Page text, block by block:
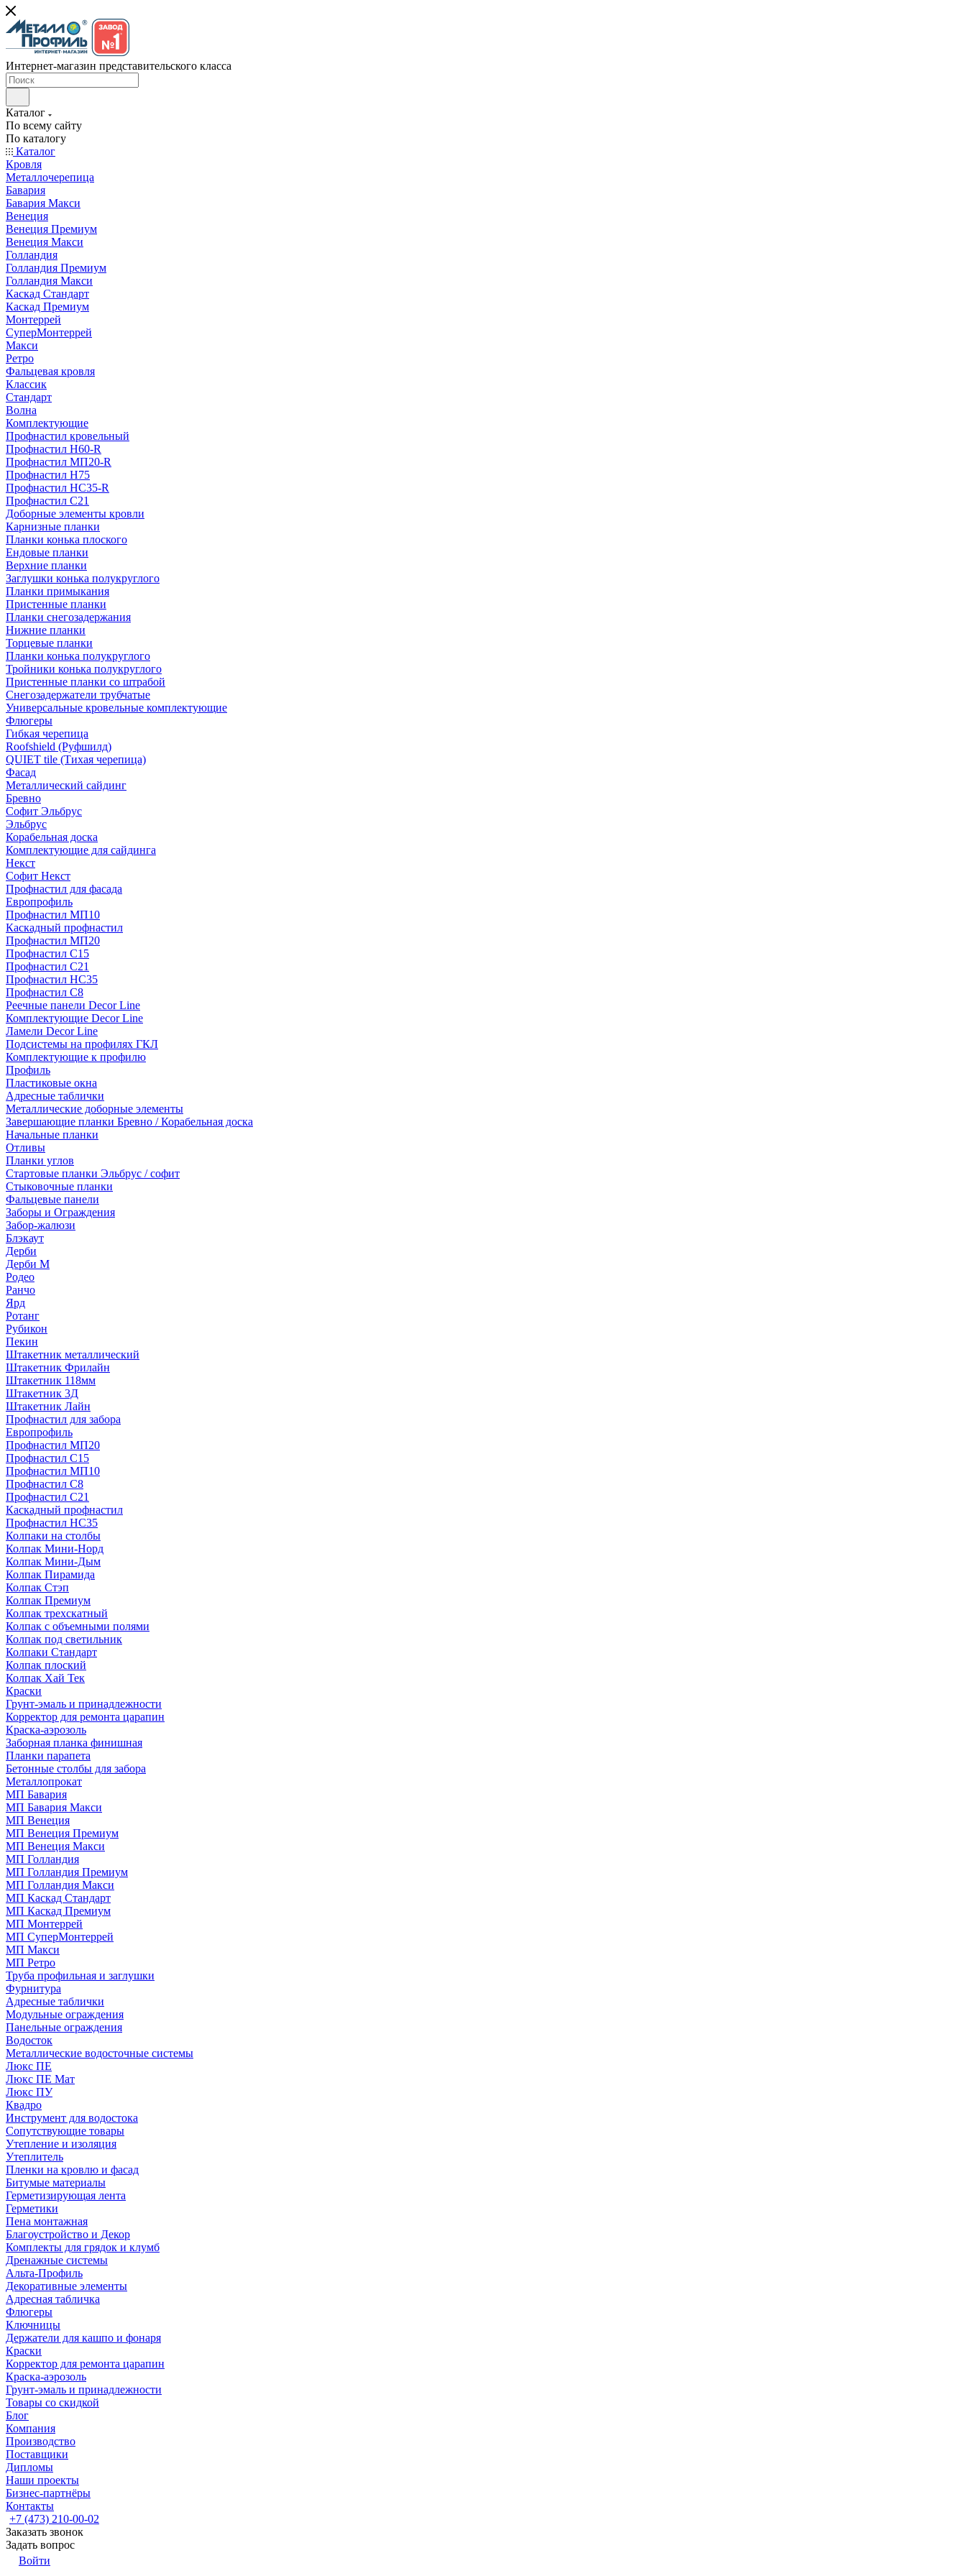
Интернет-магазин представительского класса
Каталог
По всему сайту
По каталогу
Каталог
Кровля
Металлочерепица
Бавария
Бавария Макси
Венеция
Венеция Премиум
Венеция Макси
Голландия
Голландия Премиум
Голландия Макси
Каскад Стандарт
Каскад Премиум
Монтеррей
СуперМонтеррей
Макси
Ретро
Фальцевая кровля
Классик
Стандарт
Волна
Комплектующие
Профнастил кровельный
Профнастил Н60-R
Профнастил МП20-R
Профнастил Н75
Профнастил НС35-R
Профнастил С21
Доборные элементы кровли
Карнизные планки
Планки конька плоского
Ендовые планки
Верхние планки
Заглушки конька полукруглого
Планки примыкания
Пристенные планки
Планки снегозадержания
Нижние планки
Торцевые планки
Планки конька полукруглого
Тройники конька полукруглого
Пристенные планки со штрабой
Снегозадержатели трубчатые
Универсальные кровельные комплектующие
Флюгеры
Гибкая черепица
Roofshield (Руфшилд)
QUIET tile (Тихая черепица)
Фасад
Металлический сайдинг
Бревно
Софит Эльбрус
Эльбрус
Корабельная доска
Комплектующие для сайдинга
Некст
Софит Некст
Профнастил для фасада
Европрофиль
Профнастил МП10
Каскадный профнастил
Профнастил МП20
Профнастил С15
Профнастил С21
Профнастил НС35
Профнастил С8
Реечные панели Decor Line
Комплектующие Decor Line
Ламели Decor Line
Подсистемы на профилях ГКЛ
Комплектующие к профилю
Профиль
Пластиковые окна
Адресные таблички
Металлические доборные элементы
Завершающие планки Бревно / Корабельная доска
Начальные планки
Отливы
Планки углов
Стартовые планки Эльбрус / софит
Стыковочные планки
Фальцевые панели
Заборы и Ограждения
Забор-жалюзи
Блэкаут
Дерби
Дерби M
Родео
Ранчо
Ярд
Ротанг
Рубикон
Пекин
Штакетник металлический
Штакетник Фрилайн
Штакетник 118мм
Штакетник 3Д
Штакетник Лайн
Профнастил для забора
Европрофиль
Профнастил МП20
Профнастил C15
Профнастил МП10
Профнастил C8
Профнастил C21
Каскадный профнастил
Профнастил НС35
Колпаки на столбы
Колпак Мини-Норд
Колпак Мини-Дым
Колпак Пирамида
Колпак Стэп
Колпак Премиум
Колпак трехскатный
Колпак с объемными полями
Колпак под светильник
Колпаки Стандарт
Колпак плоский
Колпак Хай Тек
Краски
Грунт-эмаль и принадлежности
Корректор для ремонта царапин
Краска-аэрозоль
Заборная планка финишная
Планки парапета
Бетонные столбы для забора
Металлопрокат
МП Бавария
МП Бавария Макси
МП Венеция
МП Венеция Премиум
МП Венеция Макси
МП Голландия
МП Голландия Премиум
МП Голландия Макси
МП Каскад Стандарт
МП Каскад Премиум
МП Монтеррей
МП СуперМонтеррей
МП Макси
МП Ретро
Труба профильная и заглушки
Фурнитура
Адресные таблички
Модульные ограждения
Панельные ограждения
Водосток
Металлические водосточные системы
Люкс ПЕ
Люкс ПЕ Мат
Люкс ПУ
Квадро
Инструмент для водостока
Сопутствующие товары
Утепление и изоляция
Утеплитель
Пленки на кровлю и фасад
Битумые материалы
Герметизирующая лента
Герметики
Пена монтажная
Благоустройство и Декор
Комплекты для грядок и клумб
Дренажные системы
Альта-Профиль
Декоративные элементы
Адресная табличка
Флюгеры
Ключницы
Держатели для кашпо и фонаря
Краски
Корректор для ремонта царапин
Краска-аэрозоль
Грунт-эмаль и принадлежности
Товары со скидкой
Блог
Компания
Производство
Поставщики
Дипломы
Наши проекты
Бизнес-партнёры
Контакты
+7 (473) 210-00-02
Заказать звонок
Задать вопрос
Войти